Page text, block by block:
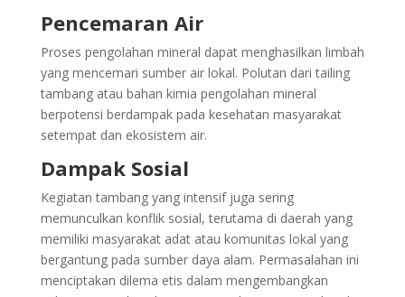
Pencemaran Air
Proses pengolahan mineral dapat menghasilkan limbah
yang mencemari sumber air lokal. Polutan dari tailing
tambang atau bahan kimia pengolahan mineral
berpotensi berdampak pada kesehatan masyarakat
setempat dan ekosistem air.
Dampak Sosial
Kegiatan tambang yang intensif juga sering
memunculkan konflik sosial, terutama di daerah yang
memiliki masyarakat adat atau komunitas lokal yang
bergantung pada sumber daya alam. Permasalahan ini
menciptakan dilema etis dalam mengembangkan